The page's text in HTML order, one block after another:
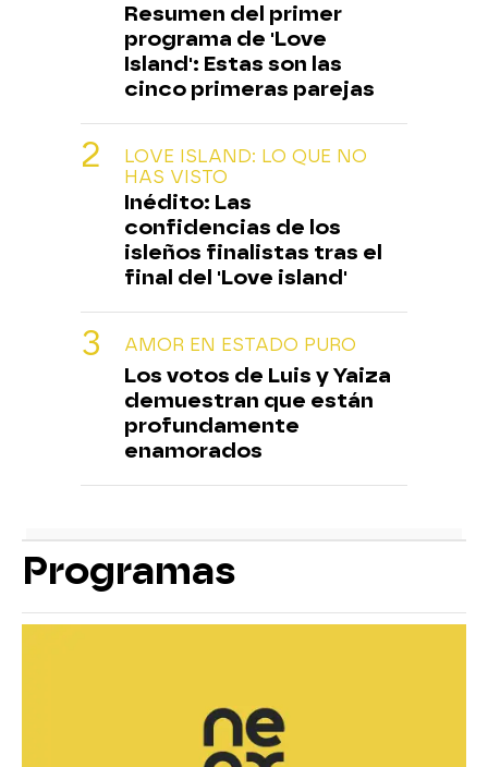
Resumen del primer
programa de 'Love
Island': Estas son las
cinco primeras parejas
LOVE ISLAND: LO QUE NO
HAS VISTO
Inédito: Las
confidencias de los
isleños finalistas tras el
final del 'Love island'
AMOR EN ESTADO PURO
Los votos de Luis y Yaiza
demuestran que están
profundamente
enamorados
Programas